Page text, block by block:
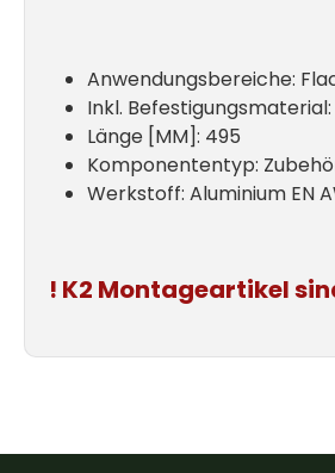
Anwendungsbereiche:
Inkl.
Länge [MM]: 495
Komponententyp:
Werkstoff: Aluminium EN
! K2 Montageartikel